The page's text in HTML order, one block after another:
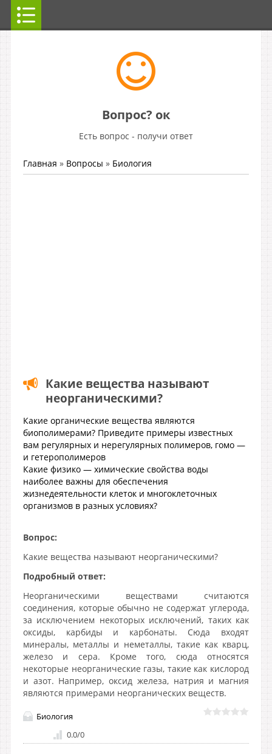
Вопрос? ок
Есть вопрос - получи ответ
Главная » Вопросы » Биология
Какие вещества называют
неорганическими?
Какие органические вещества являются
биополимерами? Приведите примеры известных
вам регулярных и нерегулярных полимеров, гомо —
и гетерополимеров
Какие физико — химические свойства воды
наиболее важны для обеспечения
жизнедеятельности клеток и многоклеточных
организмов в разных условиях?
Вопрос:
Какие вещества называют неорганическими?
Подробный ответ:
Неорганическими веществами считаются
соединения, которые обычно не содержат углерода,
за исключением некоторых исключений, таких как
оксиды, карбиды и карбонаты. Сюда входят
минералы, металлы и неметаллы, такие как кварц,
железо и сера. Кроме того, сюда относятся
некоторые неорганические газы, такие как кислород
и азот. Например, оксид железа, натрия и магния
являются примерами неорганических веществ.
Биология
0.0/0